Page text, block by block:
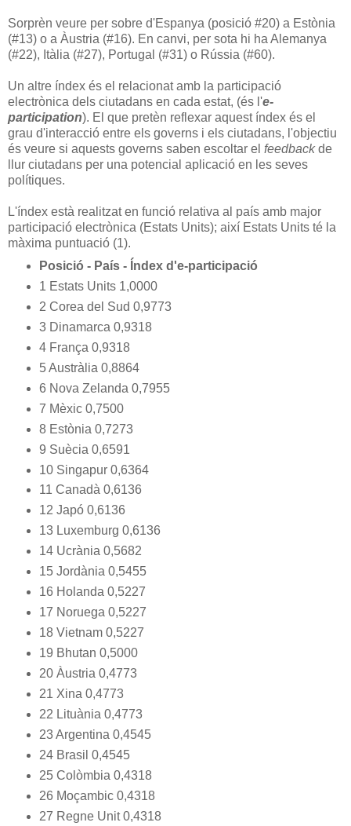
Sorprèn veure per sobre d'Espanya (posició #20) a Estònia
(#13) o a Àustria (#16). En canvi, per sota hi ha Alemanya
(#22), Itàlia (#27), Portugal (#31) o Rússia (#60).
Un altre índex és el relacionat amb la participació
electrònica dels ciutadans en cada estat, (és l'e-
participation). El que pretèn reflexar aquest índex és el
grau d'interacció entre els governs i els ciutadans, l'objectiu
és veure si aquests governs saben escoltar el feedbackde
llur ciutadans per una potencial aplicació en les seves
polítiques.
L'índex està realitzat en funció relativa al país amb major
participació electrònica (Estats Units); així Estats Units té la
màxima puntuació (1).
Posició - País - Índex d'e-participació
1 Estats Units 1,0000
2 Corea del Sud 0,9773
3 Dinamarca 0,9318
4 França 0,9318
5 Austràlia 0,8864
6 Nova Zelanda 0,7955
7 Mèxic 0,7500
8 Estònia 0,7273
9 Suècia 0,6591
10 Singapur 0,6364
11 Canadà 0,6136
12 Japó 0,6136
13 Luxemburg 0,6136
14 Ucrània 0,5682
15 Jordània 0,5455
16 Holanda 0,5227
17 Noruega 0,5227
18 Vietnam 0,5227
19 Bhutan 0,5000
20 Àustria 0,4773
21 Xina 0,4773
22 Lituània 0,4773
23 Argentina 0,4545
24 Brasil 0,4545
25 Colòmbia 0,4318
26 Moçambic 0,4318
27 Regne Unit 0,4318